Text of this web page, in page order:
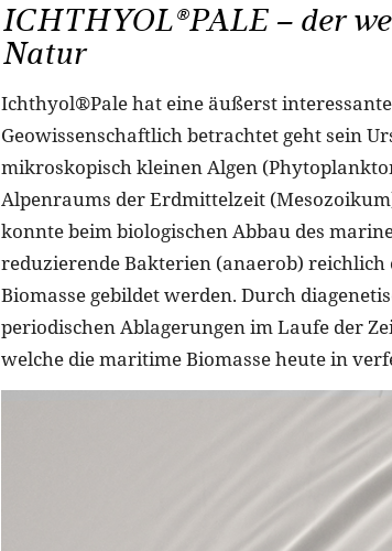
ICHTHYOL®PALE – der
Natur
Ichthyol®Pale hat eine äußerst
Geowissenschaftlich betrachtet geht sein
mikroskopisch kleinen Algen
Alpenraums der Erdmittelzeit
konnte beim biologischen Abbau des
reduzierende Bakterien (anaerob)
Biomasse gebildet werden. Durch
periodischen Ablagerungen im Laufe der
welche die maritime Biomasse heute in